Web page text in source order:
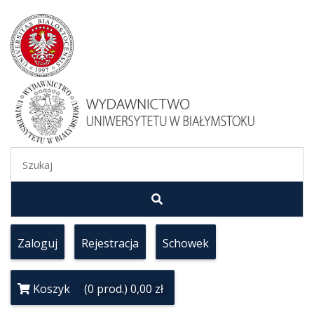
Zaloguj Rejestracja Schowek
Koszyk (0 prod.) 0,00 zł